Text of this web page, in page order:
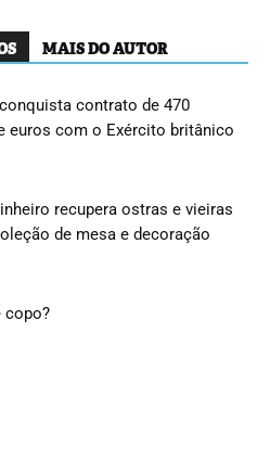
MAIS DO AUTOR
contrato de 470
euros com o Exército britânico
recupera ostras e vieiras
de mesa e decoração
copo?